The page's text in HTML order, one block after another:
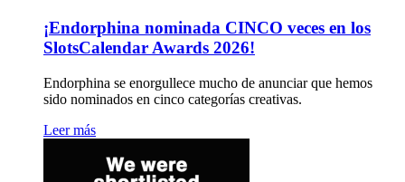
¡Endorphina nominada CINCO veces en los
SlotsCalendar Awards 2026!
Endorphina se enorgullece mucho de anunciar que hemos
sido nominados en cinco categorías creativas.
Leer más